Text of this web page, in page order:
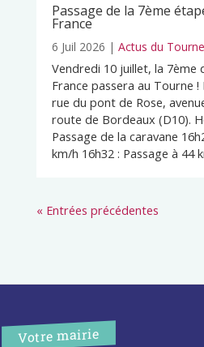
Passage de la 7ème
France
6 Juil 2026 | Actus du Tourne
Vendredi 10 juillet, la
France passera au Tourne
rue du pont de Rose,
route de Bordeaux (D10).
Passage de la caravane
km/h 16h32 : Passage à 44
« Entrées précédentes
Votre mairie